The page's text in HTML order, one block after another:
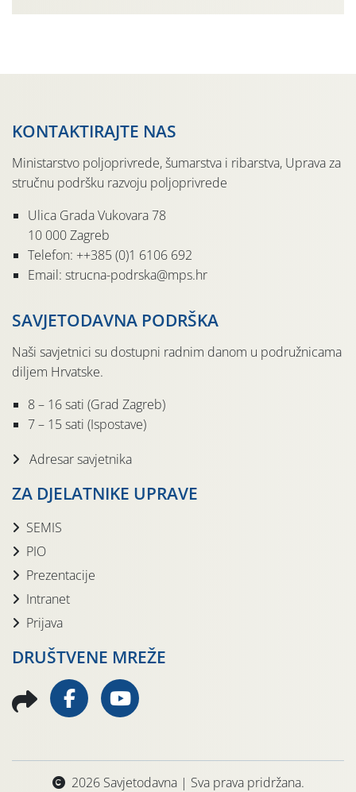
KONTAKTIRAJTE NAS
Ministarstvo poljoprivrede, šumarstva i ribarstva, Uprava za
stručnu podršku razvoju poljoprivrede
Ulica Grada Vukovara 78
10 000 Zagreb
Telefon: ++385 (0)1 6106 692
Email: strucna-podrska@mps.hr
SAVJETODAVNA PODRŠKA
Naši savjetnici su dostupni radnim danom u podružnicama
diljem Hrvatske.
8 – 16 sati (Grad Zagreb)
7 – 15 sati (Ispostave)
Adresar savjetnika
ZA DJELATNIKE UPRAVE
SEMIS
PIO
Prezentacije
Intranet
Prijava
DRUŠTVENE MREŽE
2026 Savjetodavna | Sva prava pridržana.